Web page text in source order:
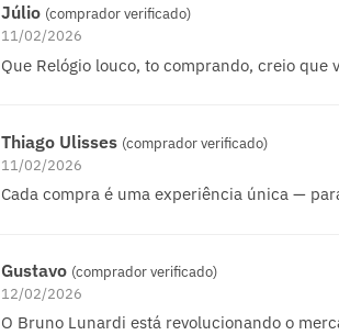
Júlio (comprador verificado)
11/02/2026
Que Relógio louco, to comprando, creio que
Thiago Ulisses (comprador verificado)
11/02/2026
Cada compra é uma experiência única —
Gustavo (comprador verificado)
12/02/2026
O Bruno Lunardi está revolucionando o